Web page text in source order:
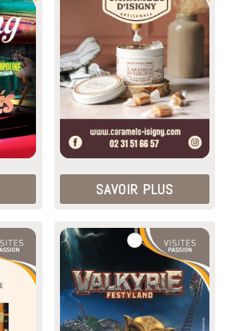
SAVOIR PLUS